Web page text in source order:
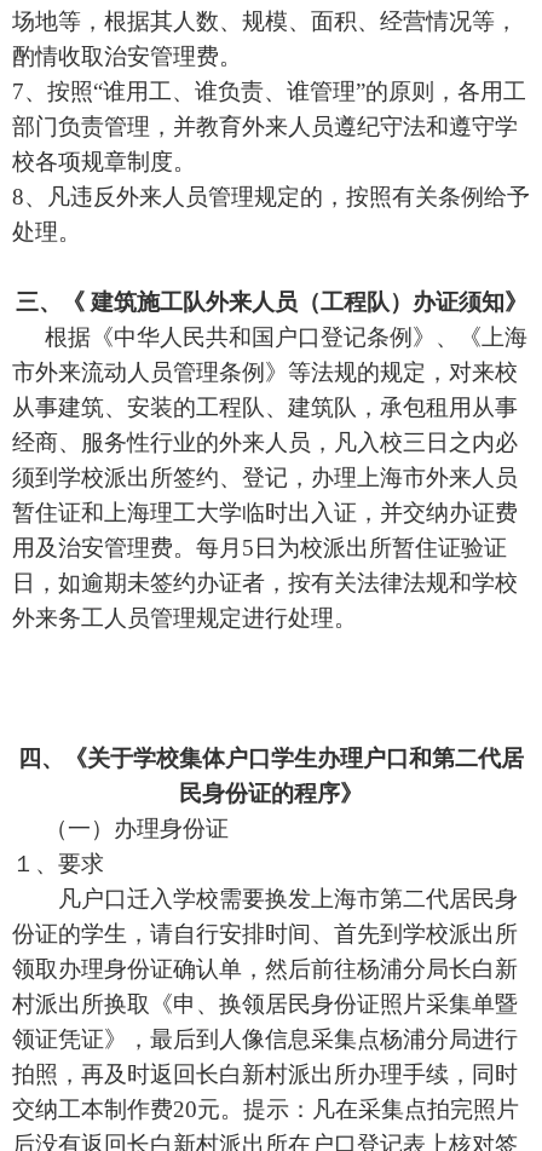
场地等，根据其人数、规模、面积、经营情况等，
酌情收取治安管理费。
7、按照“谁用工、谁负责、谁管理”的原则，各用工
部门负责管理，并教育外来人员遵纪守法和遵守学
校各项规章制度。
8、凡违反外来人员管理规定的，按照有关条例给予
处理。
三、《 建筑施工队外来人员（工程队）办证须知》
根据《中华人民共和国户口登记条例》、《上海
市外来流动人员管理条例》等法规的规定，对来校
从事建筑、安装的工程队、建筑队，承包租用从事
经商、服务性行业的外来人员，凡入校三日之内必
须到学校派出所签约、登记，办理上海市外来人员
暂住证和上海理工大学临时出入证，并交纳办证费
用及治安管理费。每月 5日为校派出所暂住证验证
日，如逾期未签约办证者，按有关法律法规和学校
外来务工人员管理规定进行处理。
四、《关于学校集体户口学生办理户口和第二代居
民身份证的程序》
（一）办理身份证
１、要求
凡户口迁入学校需要换发上海市第二代居民身
份证的学生，请自行安排时间、首先到学校派出所
领取办理身份证确认单，然后前往杨浦分局长白新
村派出所换取《申、换领居民身份证照片采集单暨
领证凭证》，最后到人像信息采集点杨浦分局进行
拍照，再及时返回长白新村派出所办理手续，同时
交纳工本制作费20元。提示：凡在采集点拍完照片
后没有返回长白新村派出所在户口登记表上核对签